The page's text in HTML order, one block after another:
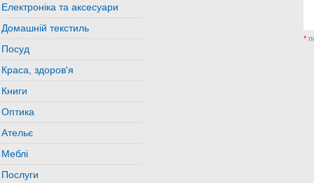
Електроніка та аксесуари
Домашній текстиль
Посуд
Краса, здоров'я
Книги
Оптика
Ательє
Меблі
Послуги
*